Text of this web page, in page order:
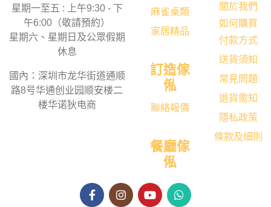
星期一至五 : 上午9:30 - 下
午6:00（敬請預約）
星期六、星期日及公眾假期
休息
國內：深圳市龙华街道通顺
路8号华通创业园顺安楼二
楼华诺狄电商
麻雀桌類
家居精品
訂造傢
俬
聯絡報價
餐廳傢
俬
關於我們
如何購買
付款方式
送貨須知
常見問題
退貨需知
隱私政策
條款及細則